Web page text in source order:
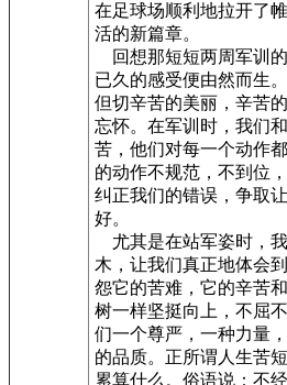
在足球场顺利地拉开了
活的新篇章。
回想那短短两周军训
已久的感受便由然而生
但切辛苦的美丽，辛苦
忘怀。在军训时，我们
苦，他们对每一个动作
的动作不规范，不到位
纠正我们的错误，争取
好。
尤其是在站军姿时，
木，让我们真正地体会
怨它的苦难，它的辛苦
树一样坚挺向上，不屈
们一个尊严，一种力量
的品质。正所谓人生苦
累算什么。俗语说：不